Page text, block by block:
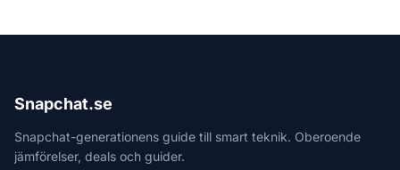
Snapchat.se
Snapchat-generationens guide till smart teknik. Oberoende
jämförelser, deals och guider.